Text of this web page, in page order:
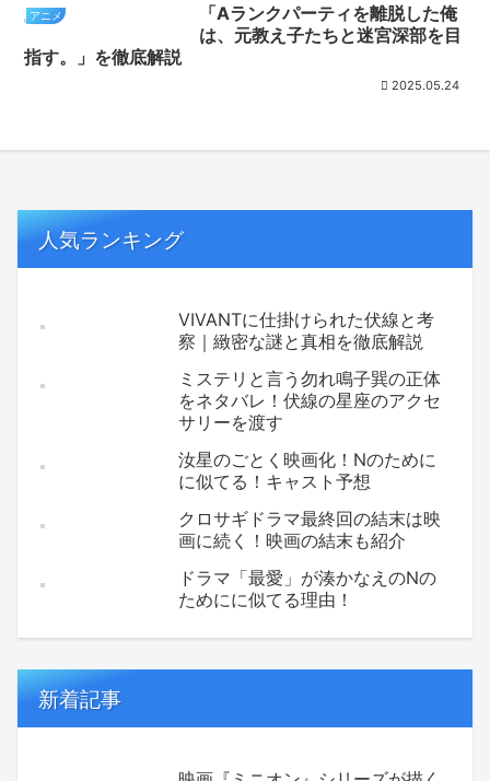
アニメ
「Aランクパーティを離脱した俺
は、元教え子たちと迷宮深部を目
指す。」を徹底解説
2025.05.24
人気ランキング
VIVANTに仕掛けられた伏線と考
察｜緻密な謎と真相を徹底解説
ミステリと言う勿れ鳴子巽の正体
をネタバレ！伏線の星座のアクセ
サリーを渡す
汝星のごとく映画化！Nのために
に似てる！キャスト予想
クロサギドラマ最終回の結末は映
画に続く！映画の結末も紹介
ドラマ「最愛」が湊かなえのNの
ためにに似てる理由！
新着記事